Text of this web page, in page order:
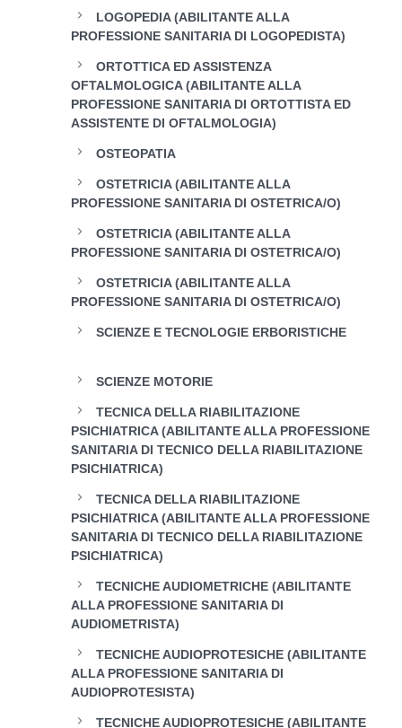
LOGOPEDIA (ABILITANTE ALLA
PROFESSIONE SANITARIA DI LOGOPEDISTA)
ORTOTTICA ED ASSISTENZA
OFTALMOLOGICA (ABILITANTE ALLA
PROFESSIONE SANITARIA DI ORTOTTISTA ED
ASSISTENTE DI OFTALMOLOGIA)
OSTEOPATIA
OSTETRICIA (ABILITANTE ALLA
PROFESSIONE SANITARIA DI OSTETRICA/O)
OSTETRICIA (ABILITANTE ALLA
PROFESSIONE SANITARIA DI OSTETRICA/O)
OSTETRICIA (ABILITANTE ALLA
PROFESSIONE SANITARIA DI OSTETRICA/O)
SCIENZE E TECNOLOGIE ERBORISTICHE
SCIENZE MOTORIE
TECNICA DELLA RIABILITAZIONE
PSICHIATRICA (ABILITANTE ALLA PROFESSIONE
SANITARIA DI TECNICO DELLA RIABILITAZIONE
PSICHIATRICA)
TECNICA DELLA RIABILITAZIONE
PSICHIATRICA (ABILITANTE ALLA PROFESSIONE
SANITARIA DI TECNICO DELLA RIABILITAZIONE
PSICHIATRICA)
TECNICHE AUDIOMETRICHE (ABILITANTE
ALLA PROFESSIONE SANITARIA DI
AUDIOMETRISTA)
TECNICHE AUDIOPROTESICHE (ABILITANTE
ALLA PROFESSIONE SANITARIA DI
AUDIOPROTESISTA)
TECNICHE AUDIOPROTESICHE (ABILITANTE